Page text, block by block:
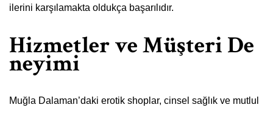
ilerini karşılamakta oldukça başarılıdır.
Hizmetler ve Müşteri De
neyimi
Muğla Dalaman’daki erotik shoplar, cinsel sağlık ve mutlul